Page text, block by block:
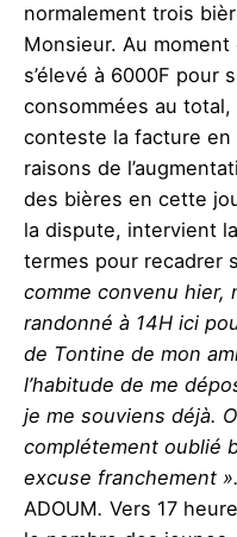
normalement trois
Monsieur. Au
s’élevé à 6000F pour
consommées au
conteste la facture en
raisons de
des bières en cette
la dispute, intervient
termes pour recadrer
comme convenu hier,
randonné à 14H ici
de Tontine de mon
l’habitude de me
je me souviens déjà.
complétement oublié
excuse franchement ».
ADOUM. Vers 17